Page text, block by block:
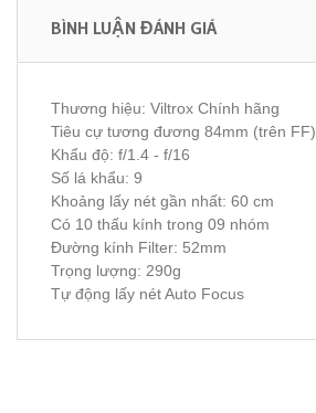
BÌNH LUẬN ĐÁNH GIÁ
Thương hiệu: Viltrox Chính hãng
Tiêu cự tương đương 84mm (trên FF)
Khẩu độ: f/1.4 - f/16
Số lá khẩu: 9
Khoảng lấy nét gần nhất: 60 cm
Có 10 thấu kính trong 09 nhóm
Đường kính Filter: 52mm
Trọng lượng: 290g
Tự động lấy nét Auto Focus